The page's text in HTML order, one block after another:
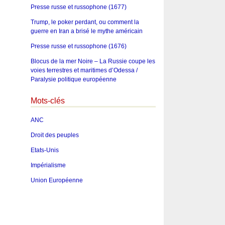
Presse russe et russophone (1677)
Trump, le poker perdant, ou comment la
guerre en Iran a brisé le mythe américain
Presse russe et russophone (1676)
Blocus de la mer Noire – La Russie coupe les
voies terrestres et maritimes d’Odessa /
Paralysie politique européenne
Mots-clés
ANC
Droit des peuples
Etats-Unis
Impérialisme
Union Européenne